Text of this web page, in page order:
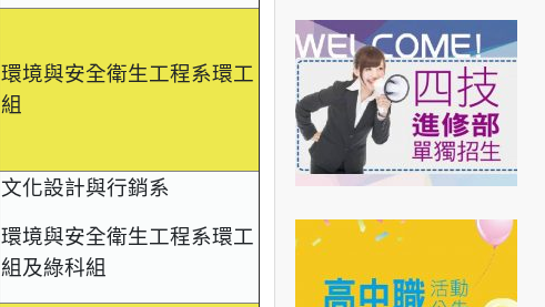
環境與安全衛生工程系環工
組
文化設計與行銷系
環境與安全衛生工程系環工
組及綠科組